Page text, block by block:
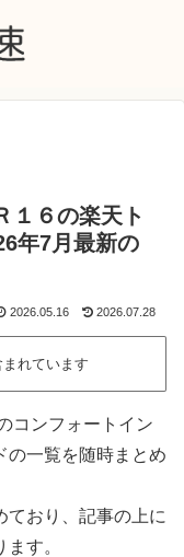
１６の楽天ト
年7月最新の
2026.05.16 2026.07.28
れています
コンフォートイン
の一覧を随時まとめ
ており、記事の上に
す。